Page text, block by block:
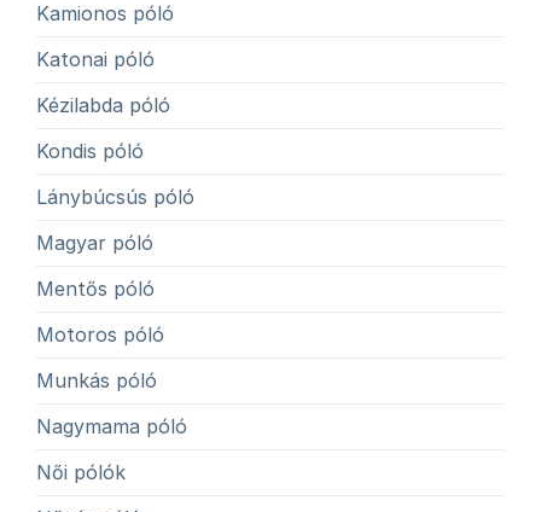
Kamionos póló
Katonai póló
Kézilabda póló
Kondis póló
Lánybúcsús póló
Magyar póló
Mentős póló
Motoros póló
Munkás póló
Nagymama póló
Női pólók